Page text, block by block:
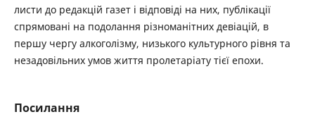
листи до редакцій газет і відповіді на них, публікації
спрямовані на подолання різноманітних девіацій, в
першу чергу алкоголізму, низького культурного рівня та
незадовільних умов життя пролетаріату тієї епохи.
Посилання